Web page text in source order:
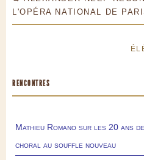
L'OPÉRA NATIONAL DE
RENCONTRES
Mathieu Romano sur les 20 ans
choral au souffle nouveau